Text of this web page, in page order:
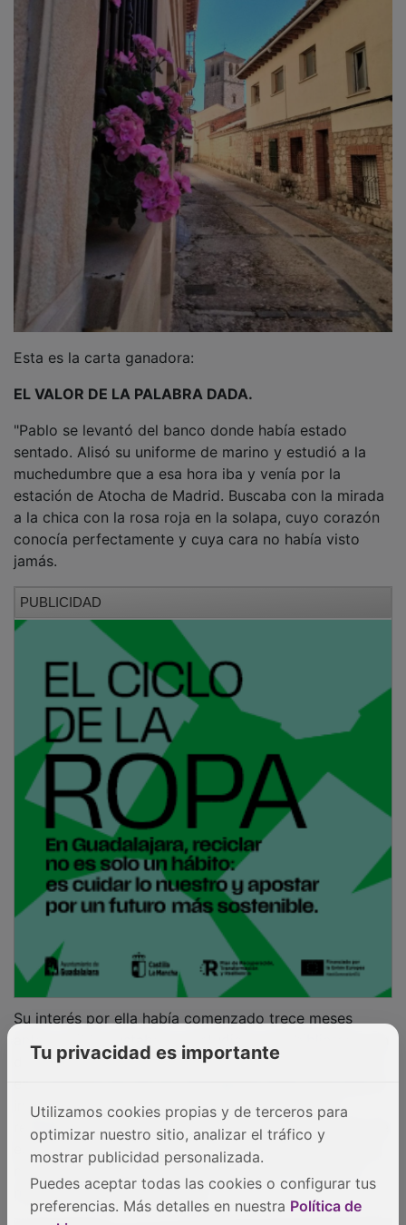
sentado. Alisó su uniforme de marino y estudió a la
muchedumbre que a esa hora iba y venía por la
estación de Atocha de Madrid. Buscaba con la mirada
a la chica con la rosa roja en la solapa, cuyo corazón
conocía perfectamente y cuya cara no había visto
jamás.
antes. A él le gustaba ir a estudiar a una biblioteca. Un
día, leyendo un libro, “El valor de la palabra dada”, vio
reflejaba una mente lúcida, y decían así: “Si el título de
este libro fuera real no harían falta notarios, ni firmas,
ni contratos, solo el honor y la palabra”. Al final, un
nombre:Cristina de la Maza .
PUBLICIDAD
Tu privacidad es importante
Utilizamos cookies propias y de terceros para
optimizar nuestro sitio, analizar el tráfico y
mostrar publicidad personalizada.
Puedes aceptar todas las cookies o configurar tus
preferencias. Más detalles en nuestra Política de